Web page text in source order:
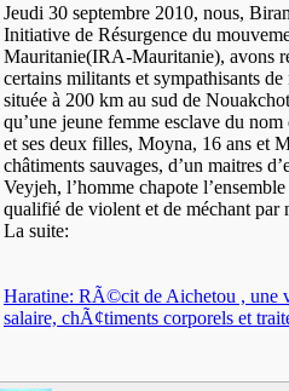
Jeudi 30 septembre 2010, nous,
Initiative de Résurgence du
Mauritanie(IRA-Mauritanie), avons
certains militants et sympathisants
située à 200 km au sud de
qu’une jeune femme esclave du
et ses deux filles, Moyna, 16 ans et
châtiments sauvages, d’un maitres
Veyjeh, l’homme chapote
qualifié de violent et de méchant par
La suite:
Haratine: RÃ©cit de Aichetou , une
salaire, chÃ¢timents corporels et